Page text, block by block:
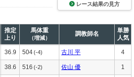
レース結果の見方
推定
上り
馬体重
（増減）
調教師名
単勝
人気
36.9 504(-4) 古川 平 4
38.6 516 (-2) 佐山 優 1